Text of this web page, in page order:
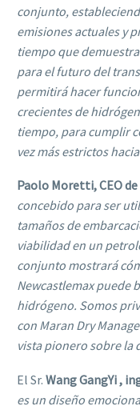
conjunto,
emisiones actuales y
tiempo que
para el futuro del
permitirá hacer
crecientes de
tiempo, para cumplir
vez más estrictos
Paolo Moretti, CEO de
concebido para ser
tamaños de
viabilidad en un
conjunto mostrará
Newcastlemax puede
hidrógeno. Somos
con Maran Dry
vista pionero sobre la
El Sr. Wang GangYi ,
es un diseño